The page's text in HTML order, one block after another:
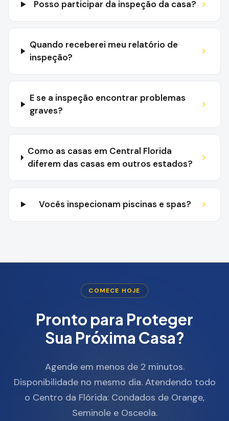
Posso participar da inspeção da casa?
Quando receberei meu relatório de
inspeção?
E se a inspeção encontrar problemas
graves?
Como as casas em Central Florida
diferem das casas em outros estados?
Vocês inspecionam piscinas e spas?
COMECE HOJE
Pronto para Proteger
Sua Próxima Casa?
Agende em menos de 2 minutos.
Disponibilidade no mesmo dia. Atendendo todo
o Centro da Flórida: Condados de Orange,
Seminole e Osceola.